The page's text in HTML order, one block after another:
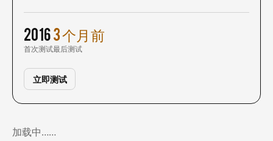
2016
首次测试
3 个月前
最后测试
立即测试
加载中……